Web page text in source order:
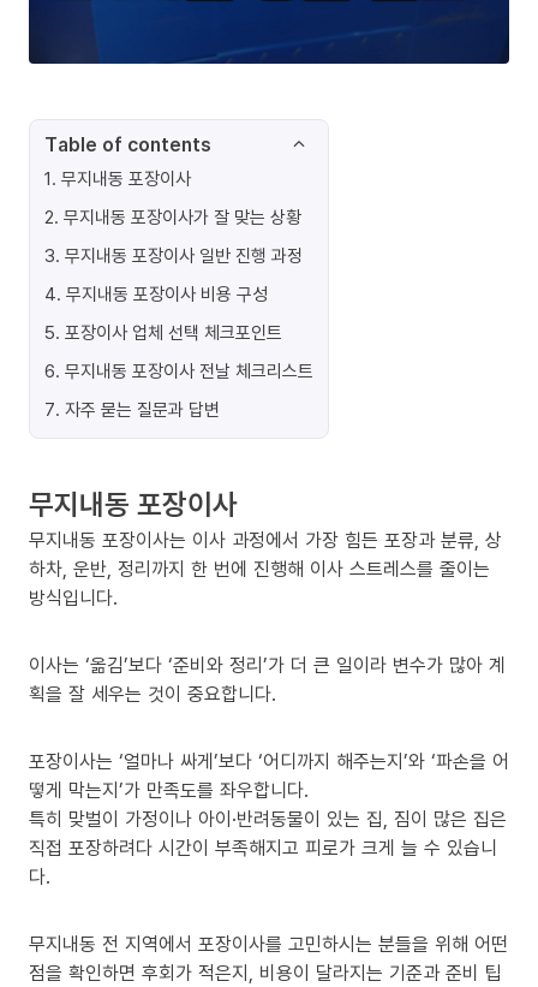
Table of contents
1. 무지내동 포장이사
2. 무지내동 포장이사가 잘 맞는 상황
3. 무지내동 포장이사 일반 진행 과정
4. 무지내동 포장이사 비용 구성
5. 포장이사 업체 선택 체크포인트
6. 무지내동 포장이사 전날 체크리스트
7. 자주 묻는 질문과 답변
무지내동 포장이사
무지내동 포장이사는 이사 과정에서 가장 힘든 포장과 분류, 상
하차, 운반, 정리까지 한 번에 진행해 이사 스트레스를 줄이는
방식입니다.
이사는 ‘옮김’보다 ‘준비와 정리’가 더 큰 일이라 변수가 많아 계
획을 잘 세우는 것이 중요합니다.
포장이사는 ‘얼마나 싸게’보다 ‘어디까지 해주는지’와 ‘파손을 어
떻게 막는지’가 만족도를 좌우합니다.
특히 맞벌이 가정이나 아이·반려동물이 있는 집, 짐이 많은 집은
직접 포장하려다 시간이 부족해지고 피로가 크게 늘 수 있습니
다.
무지내동 전 지역에서 포장이사를 고민하시는 분들을 위해 어떤
점을 확인하면 후회가 적은지, 비용이 달라지는 기준과 준비 팁